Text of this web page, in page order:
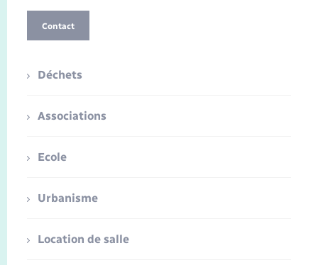
Contact
Déchets
Associations
Ecole
Urbanisme
Location de salle